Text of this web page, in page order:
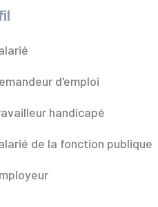
d'emploi
handicapé
de la fonction publique